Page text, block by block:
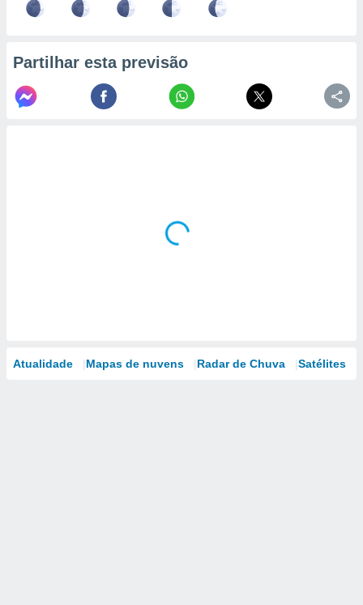
Partilhar esta previsão
Atualidade Mapas de nuvens Radar de Chuva Satélites